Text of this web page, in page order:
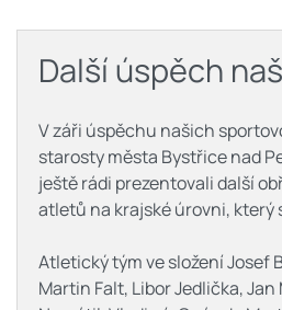
Další úspěch
V záři úspěchu našich
starosty města Bystřice nad
ještě rádi prezentovali další
atletů na krajské úrovni, který
Atletický tým ve složení Josef
Martin Falt, Libor Jedlička, Jan